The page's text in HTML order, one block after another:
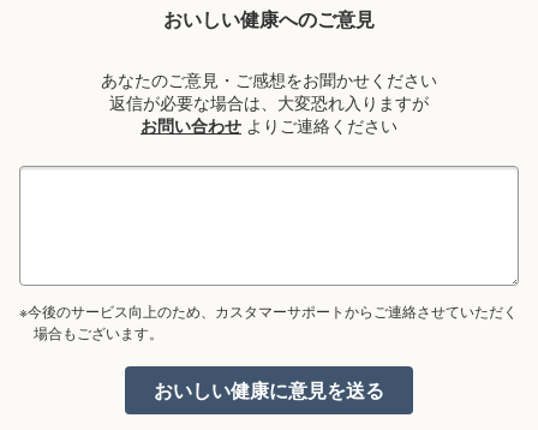
おいしい健康へのご意見
あなたのご意見・ご感想をお聞かせください
返信が必要な場合は、大変恐れ入りますが
お問い合わせ よりご連絡ください
※今後のサービス向上のため、カスタマーサポートからご連絡させていただく
場合もございます。